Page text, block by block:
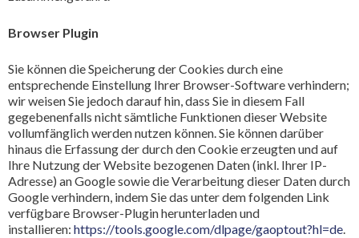
Browser Plugin
Sie können die Speicherung der Cookies durch eine
entsprechende Einstellung Ihrer Browser-Software verhindern;
wir weisen Sie jedoch darauf hin, dass Sie in diesem Fall
gegebenenfalls nicht sämtliche Funktionen dieser Website
vollumfänglich werden nutzen können. Sie können darüber
hinaus die Erfassung der durch den Cookie erzeugten und auf
Ihre Nutzung der Website bezogenen Daten (inkl. Ihrer IP-
Adresse) an Google sowie die Verarbeitung dieser Daten durch
Google verhindern, indem Sie das unter dem folgenden Link
verfügbare Browser-Plugin herunterladen und
installieren: https://tools.google.com/dlpage/gaoptout?hl=de.